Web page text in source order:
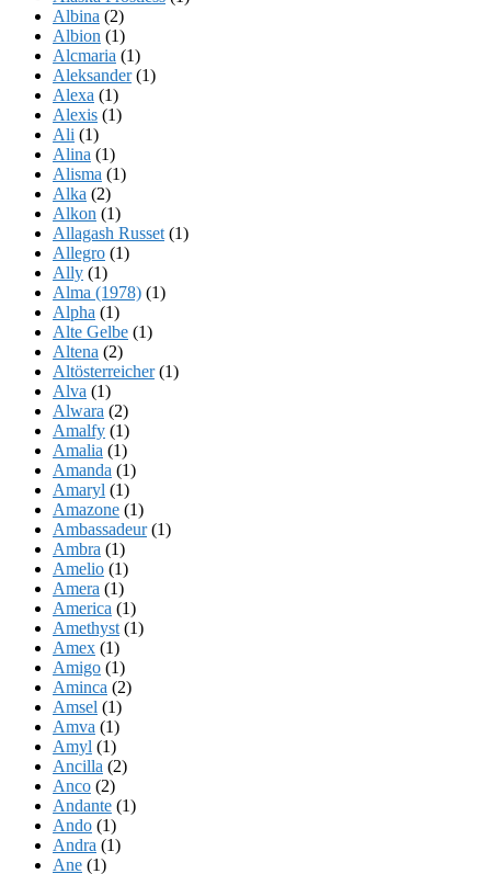
Albina (2)
Albion (1)
Alcmaria (1)
Aleksander(1)
Alexa (1)
Alexis (1)
Ali (1)
Alina (1)
Alisma (1)
Alka (2)
Alkon (1)
Allagash Russet (1)
Allegro (1)
Ally (1)
Alma (1978) (1)
Alpha (1)
Alte Gelbe (1)
Altena (2)
Altösterreicher(1)
Alva (1)
Alwara (2)
Amalfy (1)
Amalia (1)
Amanda (1)
Amaryl (1)
Amazone (1)
Ambassadeur(1)
Ambra (1)
Amelio (1)
Amera (1)
America (1)
Amethyst (1)
Amex (1)
Amigo (1)
Aminca (2)
Amsel (1)
Amva (1)
Amyl (1)
Ancilla (2)
Anco (2)
Andante (1)
Ando (1)
Andra (1)
Ane (1)